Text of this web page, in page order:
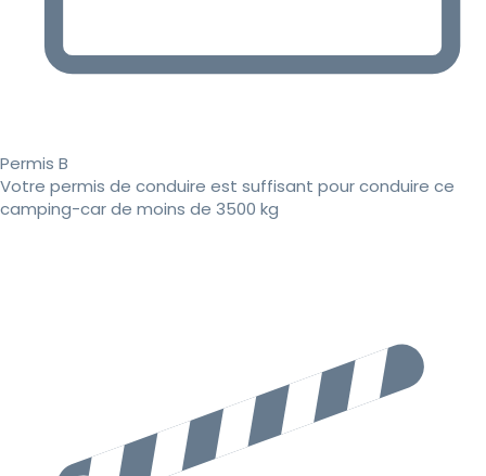
Permis B
Votre permis de conduire est suffisant pour conduire ce
camping-car de moins de 3500 kg